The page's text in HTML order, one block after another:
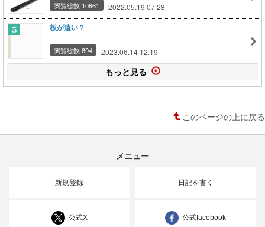
閲覧総数 10861 2022.05.19 07:28
板が遠い？
閲覧総数 894 2023.06.14 12:19
もっと見る
このページの上に戻る
メニュー
新規登録 日記を書く
公式X 公式facebook